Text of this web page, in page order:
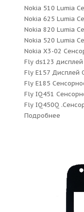
Nokia 510 Lumia
Nokia 625 Lumia
Nokia 820 Lumia
Nokia 520 Lumia
Nokia X3-02
Fly ds123
Fly E157 Дисплей
Fly E185
Fly IQ451
Fly IQ450Q
Подробнее